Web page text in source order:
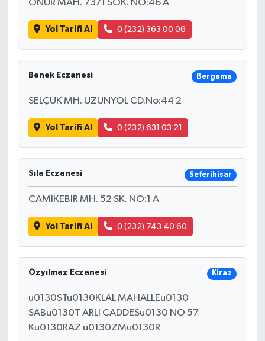
ONUR MAH. 7371 SOK. NO:46 A
Yol Tarifi Al 0 (232) 363 00 06
Benek Eczanesi Bergama
SELÇUK MH. UZUNYOL CD.No:44 2
Yol Tarifi Al 0 (232) 631 03 21
Sıla Eczanesi Seferihisar
CAMİKEBİR MH. 52 SK. NO:1 A
Yol Tarifi Al 0 (232) 743 40 60
Özyılmaz Eczanesi Kiraz
u0130STu0130KLAL MAHALLEu0130
SABu0130T ARLI CADDESu0130 NO 57
Ku0130RAZ u0130ZMu0130R